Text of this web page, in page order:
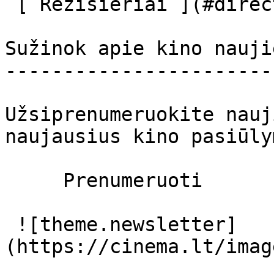
Sužinok apie kino
Užsiprenumeruokite
naujausius kino
(https://cinema.lt/